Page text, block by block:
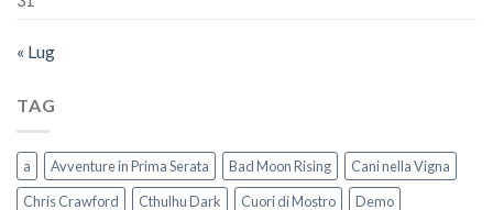
« Lug
TAG
a Avventure in Prima Serata Bad Moon Rising
Cani nella Vigna
Chris Crawford
Cthulhu Dark Cuori di Mostro
Demo